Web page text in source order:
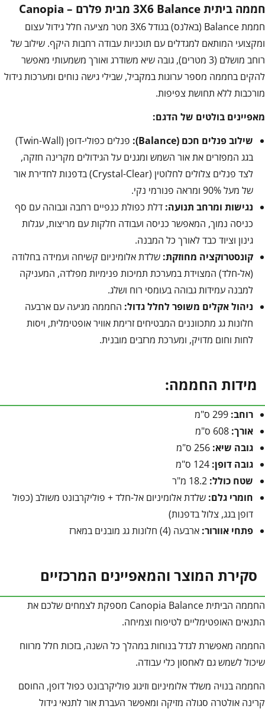
חממה ביתית 3X6 Balance מבית פלרם – Canopia
חממת Balance (באלנס) בגודל 3X6 מטר מציעה חלל גידול עצום
ומקצועי המותאם למגדלים עם תוכניות עבודה רחבות היקף. שילוב של
רוחב מושלם (3 מטרים), גובה שיא משודרג ואורך משמעותי מאפשר
להקים בחממה מספר ערוגות במקביל, שבילי גישה נוחים ומערכות גידול
מורכבות ללא תחושת צפיפות.
מאפיינים בולטים של הדגם:
שילוב פנלים חכם (Balance):
פנלים כפולי-דופן (Twin-Wall)
בגג המפזרים את אור השמש ומגנים על הגידולים מקרינה חזקה,
לצד פנלים צלולים לחלוטין (Crystal-Clear) בדפנות לחדירת אור
של מעל 90% ומראה פנורמי נקי.
נגישות ומרחב תנועה: דלת כפולת כנפיים רחבה וגבוהה עם סף
כניסה נמוך, המאפשר כניסה ועבודה חלקות עם מריצות, עגלות
גינון וציוד כבד לאורך כל המבנה.
קונסטרוקציה מחוזקת: שלדת אלומיניום קשיחה ועמידה בחלודה
(אל-חלד) המצוידת במערכת תמיכות פנימיות מפלדה, המעניקה
למבנה עמידות גבוהה בעומסי רוח ושלג.
ניהול אקלים משופר לחלל גדול: החממה מגיעה עם ארבעה
חלונות גג מתכווננים המבטיחים זרימת אוויר אופטימלית, ויסות
לחות וחום מדויק, ומערכת מרזבים מובנית.
מידות החממה:
רוחב:
אורך:
גובה שיא:
גובה דופן:
שטח כולל:
חומרי גלם: שלדת אלומיניום אל-חלד + פוליקרבונט משולב (כפול
דופן בגג, צלול בדפנות)
פתחי אוורור: ארבעה (4) חלונות גג מובנים במארז
סקירת המוצר והמאפיינים המרכזיים
החממה הביתית Canopia Balance מספקת לצמחים שלכם את
התנאים האופטימליים לטיפוח וצמיחה.
החממה מאפשרת לגדל בנוחות במהלך כל השנה, בזכות חלל מרווח
שיכול לשמש גם לאחסון כלי עבודה.
החממה בנויה משלד אלומיניום וזיגוג פוליקרבונט כפול דופן, החוסם
קרינה אולטרה סגולה מזיקה ומאפשר העברת אור לתנאי גידול